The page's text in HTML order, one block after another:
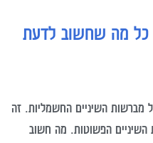
כל מה שחשוב לדעת
מברשות השיניים החשמליות. זה
הפשוטות. מה חשוב